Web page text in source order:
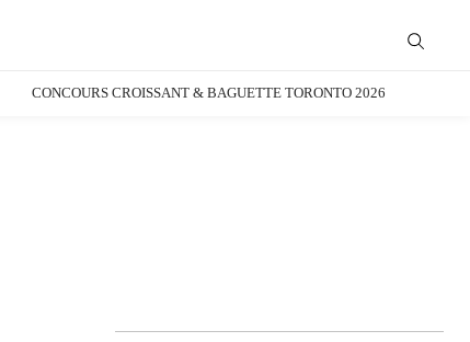
CONCOURS CROISSANT & BAGUETTE TORONTO 2026